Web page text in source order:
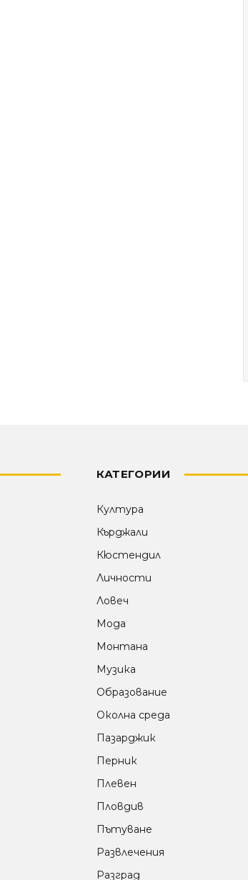
КАТЕГОРИИ
Култура
Кърджали
Кюстендил
Личности
Ловеч
Мода
Монтана
Музика
Образование
Околна среда
Пазарджик
Перник
Плевен
Пловдив
Пътуване
Развлечения
Разград